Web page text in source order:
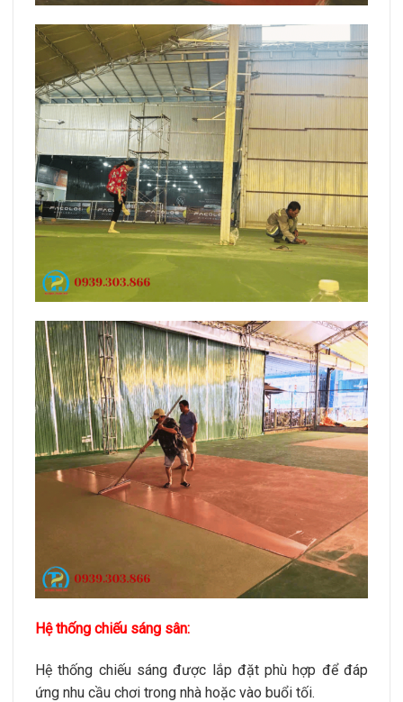
Hệ thống chiếu sáng sân:
Hệ thống chiếu sáng được lắp đặt phù hợp để đáp
ứng nhu cầu chơi trong nhà hoặc vào buổi tối.